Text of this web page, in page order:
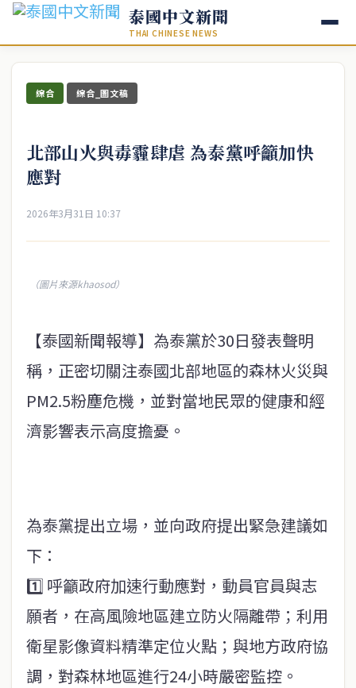
泰國中文新聞
THAI CHINESE NEWS
綜合 綜合_圖文稿
北部山火與毒霾肆虐 為泰黨呼籲加快
應對
2026年3月31日 10:37
（圖片來源khaosod）
【泰國新聞報導】為泰黨於30日發表聲明
稱，正密切關注泰國北部地區的森林火災與
PM2.5粉塵危機，並對當地民眾的健康和經
濟影響表示高度擔憂。
為泰黨提出立場，並向政府提出緊急建議如
下：
1️⃣ 呼籲政府加速行動應對，動員官員與志
願者，在高風險地區建立防火隔離帶；利用
衛星影像資料精準定位火點；與地方政府協
調，對森林地區進行24小時嚴密監控。